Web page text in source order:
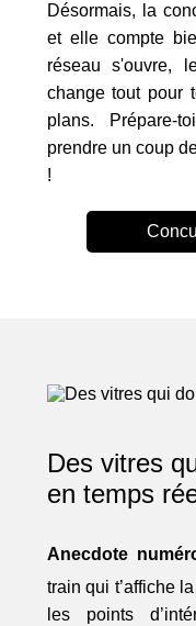
Désormais, la
et elle compte
réseau s'ouvre,
change tout pour
plans. Prépare-
prendre un coup
!
Des vitres
en temps
Anecdote
train qui t’affiche
les points